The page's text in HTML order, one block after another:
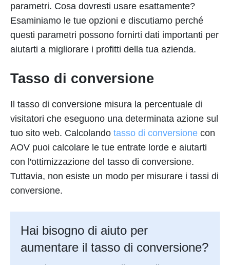
parametri. Cosa dovresti usare esattamente?
Esaminiamo le tue opzioni e discutiamo perché
questi parametri possono fornirti dati importanti per
aiutarti a migliorare i profitti della tua azienda.
Tasso di conversione
Il tasso di conversione misura la percentuale di
visitatori che eseguono una determinata azione sul
tuo sito web. Calcolando tasso di conversione con
AOV puoi calcolare le tue entrate lorde e aiutarti
con l'ottimizzazione del tasso di conversione.
Tuttavia, non esiste un modo per misurare i tassi di
conversione.
Hai bisogno di aiuto per
aumentare il tasso di conversione?